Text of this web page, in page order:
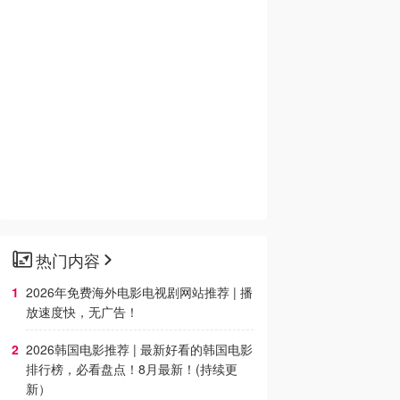
热门内容
2026年免费海外电影电视剧网站推荐 | 播
放速度快，无广告！
2026韩国电影推荐 | 最新好看的韩国电影
排行榜，必看盘点！8月最新！(持续更
新）